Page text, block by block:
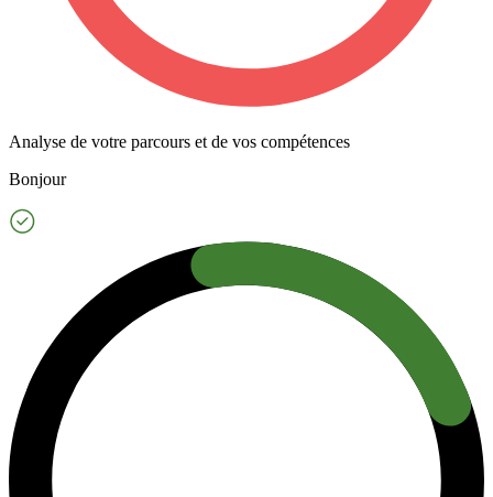
Analyse de votre parcours et de vos compétences
Bonjour